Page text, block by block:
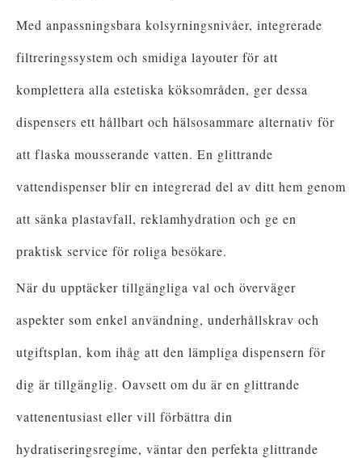
Med anpassningsbara kolsyrningsnivåer, integrerade
filtreringssystem och smidiga layouter för att
komplettera alla estetiska köksområden, ger dessa
dispensers ett hållbart och hälsosammare alternativ för
att flaska mousserande vatten. En glittrande
vattendispenser blir en integrerad del av ditt hem genom
att sänka plastavfall, reklamhydration och ge en
praktisk service för roliga besökare.
När du upptäcker tillgängliga val och överväger
aspekter som enkel användning, underhållskrav och
utgiftsplan, kom ihåg att den lämpliga dispensern för
dig är tillgänglig. Oavsett om du är en glittrande
vattenentusiast eller vill förbättra din
hydratiseringsregime, väntar den perfekta glittrande